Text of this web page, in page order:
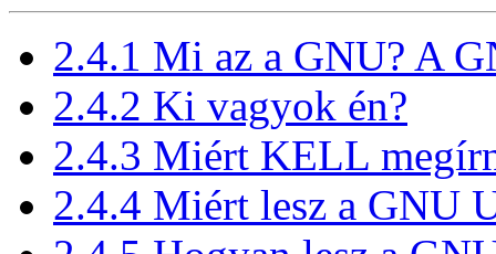
2.4.1 Mi az a GNU? A
2.4.2 Ki vagyok én?
2.4.3 Miért KELL
2.4.4 Miért lesz a GNU